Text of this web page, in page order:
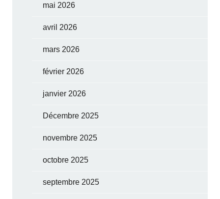
mai 2026
avril 2026
mars 2026
février 2026
janvier 2026
Décembre 2025
novembre 2025
octobre 2025
septembre 2025